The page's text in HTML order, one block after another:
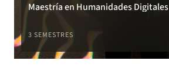
Maestría en Humanidades Digitales
3 SEMESTRES